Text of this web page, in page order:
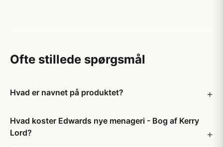
Ofte stillede spørgsmål
Hvad er navnet på produktet?
Hvad koster Edwards nye menageri - Bog af Kerry
Lord?